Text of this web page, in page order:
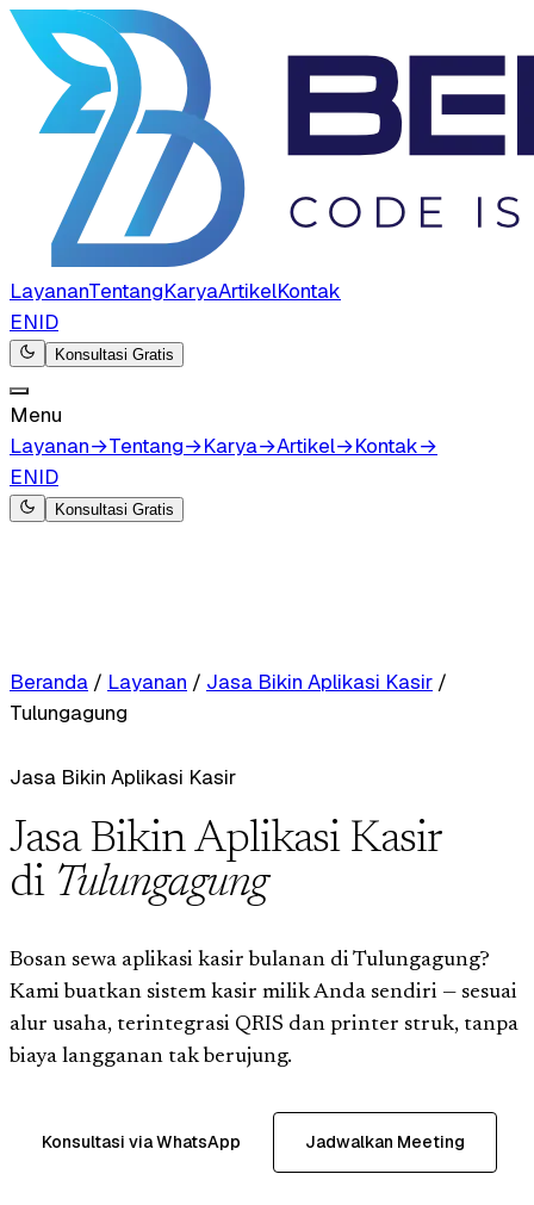
LayananTentangKaryaArtikelKontak
ENID
Konsultasi Gratis
Menu
Layanan→Tentang→Karya→Artikel→Kontak→
ENID
Konsultasi Gratis
Beranda / Layanan / Jasa Bikin Aplikasi Kasir /
Tulungagung
Jasa Bikin Aplikasi Kasir
Jasa Bikin Aplikasi Kasir
di Tulungagung
Bosan sewa aplikasi kasir bulanan di Tulungagung?
Kami buatkan sistem kasir milik Anda sendiri — sesuai
alur usaha, terintegrasi QRIS dan printer struk, tanpa
biaya langganan tak berujung.
Konsultasi via WhatsApp Jadwalkan Meeting